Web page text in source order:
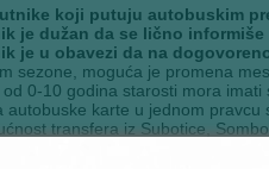
koji putuju autobuskim
je dužan da se lično
je u obavezi da na
sezone, moguća je promena
od 0-10 godina starosti mora
autobuske karte u jednom
transfera iz Subotice,
cenu prevoza iz tabele sa